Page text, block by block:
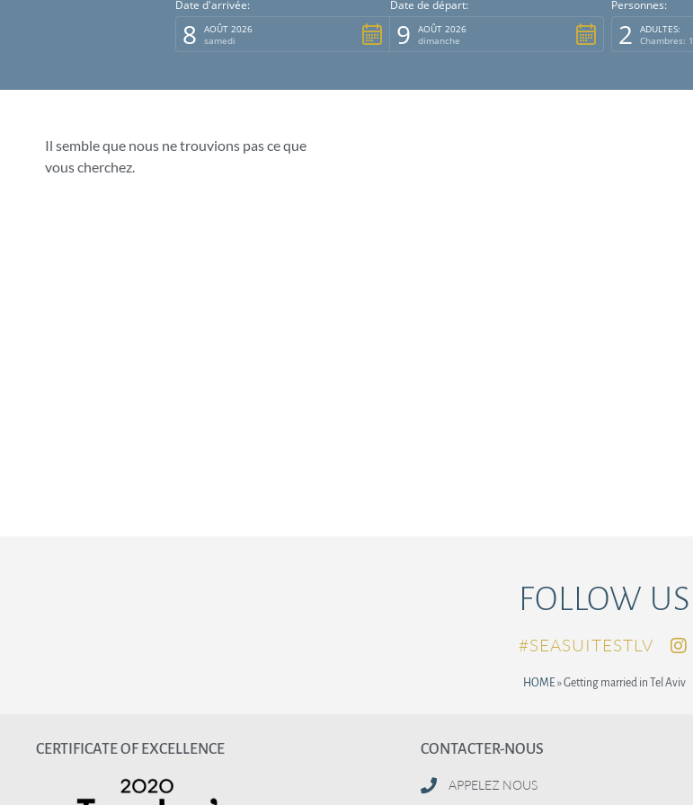
Date d'arrivée:
8
AOÛT 2026
samedi
Date de départ:
9
AOÛT 2026
dimanche
Personnes:
2
ADULTES:
Chambres: 1
Il semble que nous ne trouvions pas ce que
vous cherchez.
FOLLOW US
SEASUITESTLV#
HOME»Getting married in Tel Aviv
CERTIFICATE OF EXCELLENCE CONTACTER-NOUS
APPELEZ NOUS